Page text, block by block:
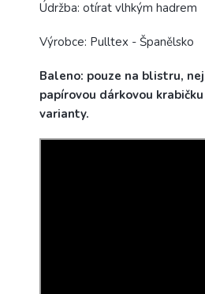
Údržba: otírat vlhkým hadrem
Výrobce: Pulltex - Španělsko
Baleno: pouze na blistru,
papírovou dárkovou
varianty.